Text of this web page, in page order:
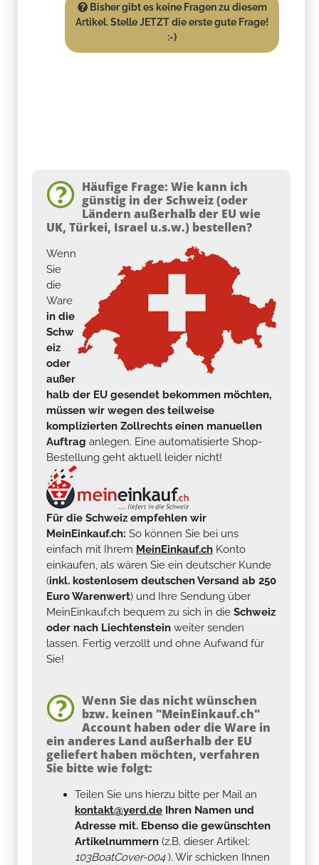
Bisher gibt es keine Fragen zu diesem
Artikel. Stelle JETZT die erste gute Frage!
:-)
Häufige Frage: Wie kann ich
günstig in der Schweiz (oder
Ländern außerhalb der EU wie
UK, Türkei, Israel u.s.w.) bestellen?
Wenn
Sie
die
Ware
in die
Schw
eiz
oder
außer
halb der EU gesendet bekommen möchten,
müssen wir wegen des teilweise
komplizierten Zollrechts einen manuellen
Auftrag anlegen. Eine automatisierte Shop-
Bestellung geht aktuell leider nicht!
Für die Schweiz empfehlen wir
MeinEinkauf.ch: So können Sie bei uns
einfach mit Ihrem MeinEinkauf.ch Konto
einkaufen, als wären Sie ein deutscher Kunde
(inkl. kostenlosem deutschen Versand ab 250
Euro Warenwert) und Ihre Sendung über
MeinEinkauf.ch bequem zu sich in die Schweiz
oder nach Liechtenstein weiter senden
lassen. Fertig verzollt und ohne Aufwand für
Sie!
Wenn Sie das nicht wünschen
bzw. keinen "MeinEinkauf.ch"
Account haben oder die Ware in
ein anderes Land außerhalb der EU
geliefert haben möchten, verfahren
Sie bitte wie folgt:
Teilen Sie uns hierzu bitte per Mail an
kontakt@yerd.de Ihren Namen und
Adresse mit. Ebenso die gewünschten
Artikelnummern (z.B. dieser Artikel:
103BoatCover-004). Wir schicken Ihnen